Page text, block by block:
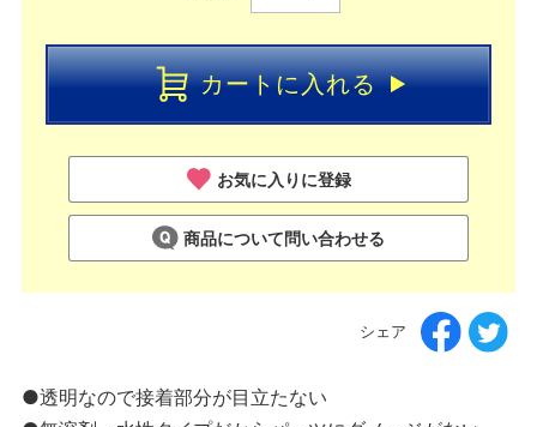
カートに入れる
お気に入りに登録
商品について問い合わせる
シェア
●透明なので接着部分が目立たない